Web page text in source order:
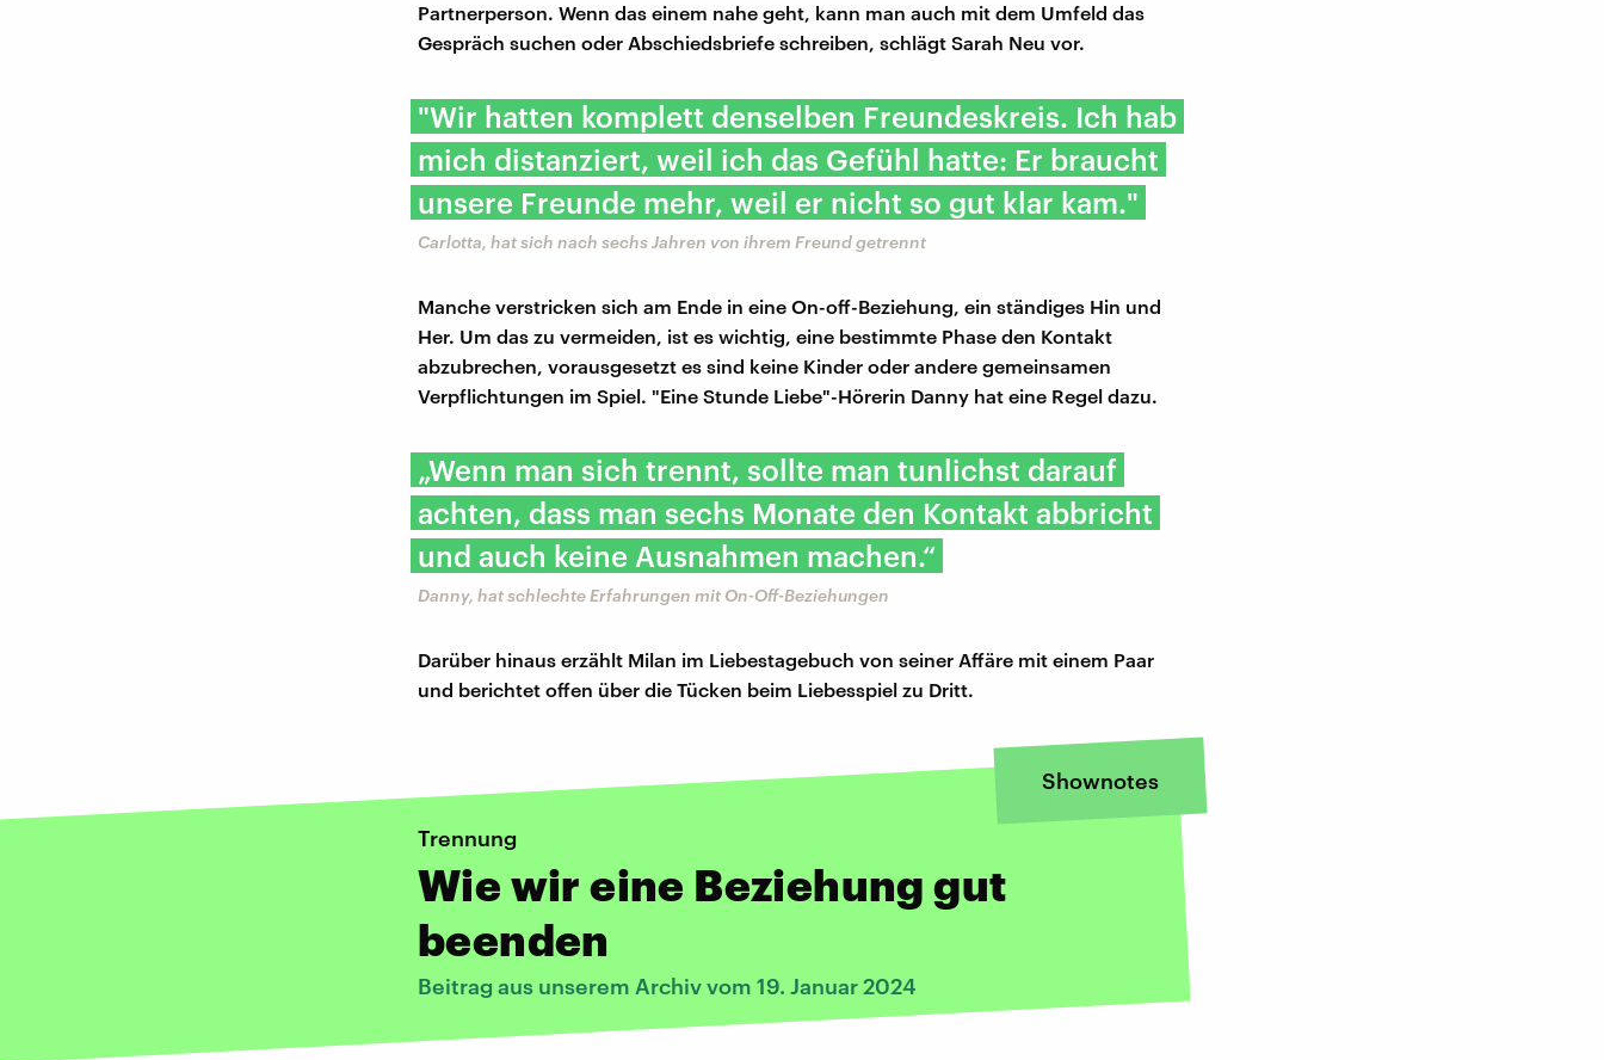
Partnerperson. Wenn das einem nahe geht, kann man auch mit dem Umfeld das
Gespräch suchen oder Abschiedsbriefe schreiben, schlägt Sarah Neu vor.
"Wir hatten komplett denselben Freundeskreis. Ich hab
mich distanziert, weil ich das Gefühl hatte: Er braucht
unsere Freunde mehr, weil er nicht so gut klar kam."
Carlotta, hat sich nach sechs Jahren von ihrem Freund getrennt
Manche verstricken sich am Ende in eine On-off-Beziehung, ein ständiges Hin und
Her. Um das zu vermeiden, ist es wichtig, eine bestimmte Phase den Kontakt
abzubrechen, vorausgesetzt es sind keine Kinder oder andere gemeinsamen
Verpflichtungen im Spiel. "Eine Stunde Liebe"-Hörerin Danny hat eine Regel dazu.
„Wenn man sich trennt, sollte man tunlichst darauf
achten, dass man sechs Monate den Kontakt abbricht
und auch keine Ausnahmen machen.“
Danny, hat schlechte Erfahrungen mit On-Off-Beziehungen
Darüber hinaus erzählt Milan im Liebestagebuch von seiner Affäre mit einem Paar
und berichtet offen über die Tücken beim Liebesspiel zu Dritt.
Shownotes
Trennung
Wie wir eine Beziehung gut
beenden
Beitrag aus unserem Archiv vom 19. Januar 2024